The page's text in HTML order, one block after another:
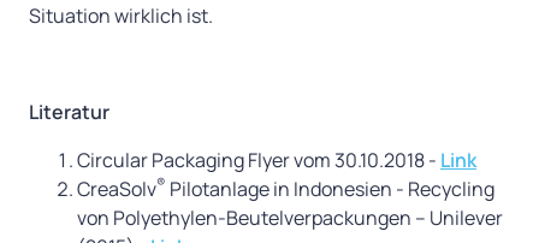
Situation wirklich ist.
Literatur
Circular Packaging Flyer vom 30.10.2018 - Link
CreaSolv® Pilotanlage in Indonesien - Recycling
von Polyethylen-Beutelverpackungen – Unilever